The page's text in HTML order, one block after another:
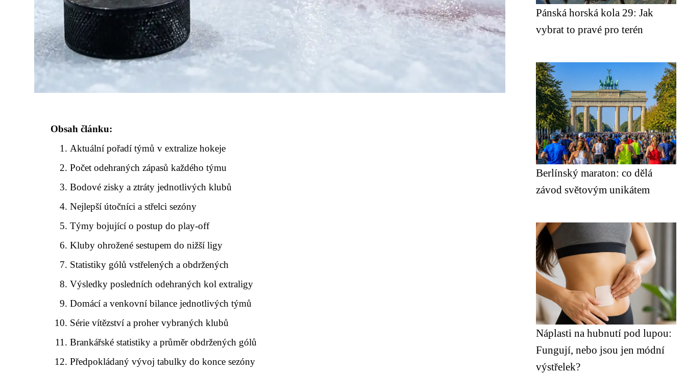
Obsah článku:
Aktuální pořadí týmů v extralize hokeje
Počet odehraných zápasů každého týmu
Bodové zisky a ztráty jednotlivých klubů
Nejlepší útočníci a střelci sezóny
Týmy bojující o postup do play-off
Kluby ohrožené sestupem do nižší ligy
Statistiky gólů vstřelených a obdržených
Výsledky posledních odehraných kol extraligy
Domácí a venkovní bilance jednotlivých týmů
Série vítězství a proher vybraných klubů
Brankářské statistiky a průměr obdržených gólů
Předpokládaný vývoj tabulky do konce sezóny
Pánská horská kola 29: Jak
vybrat to pravé pro terén
Berlínský maraton: co dělá
závod světovým unikátem
Náplasti na hubnutí pod lupou:
Fungují, nebo jsou jen módní
výstřelek?